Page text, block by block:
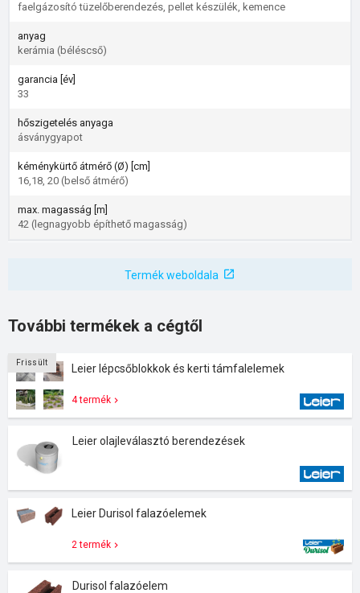
faelgázosító tüzelőberendezés, pellet készülék, kemence
anyag
kerámia (béléscső)
garancia [év]
33
hőszigetelés anyaga
ásványgyapot
kéménykürtő átmérő (Ø) [cm]
16,18, 20 (belső átmérő)
max. magasság [m]
42 (legnagyobb építhető magasság)
Termék weboldala
További termékek a cégtől
Frissült Leier lépcsőblokkok és kerti támfalelemek
4 termék
Leier olajleválasztó berendezések
Leier Durisol falazóelemek
2 termék
Durisol falazóelem